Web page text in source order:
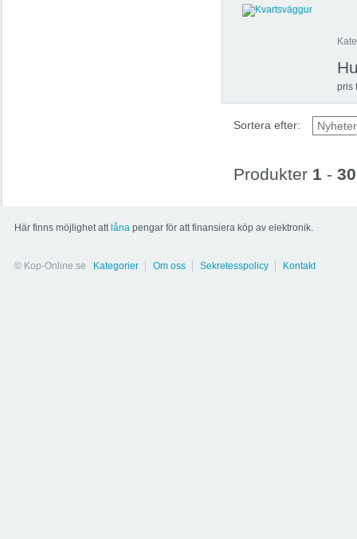
pris
Sortera efter:
Produkter 1 - 30
Här finns möjlighet att låna pengar för att finansiera köp av elektronik.
© Kop-Online.se Kategorier Om oss Sekretesspolicy Kontakt